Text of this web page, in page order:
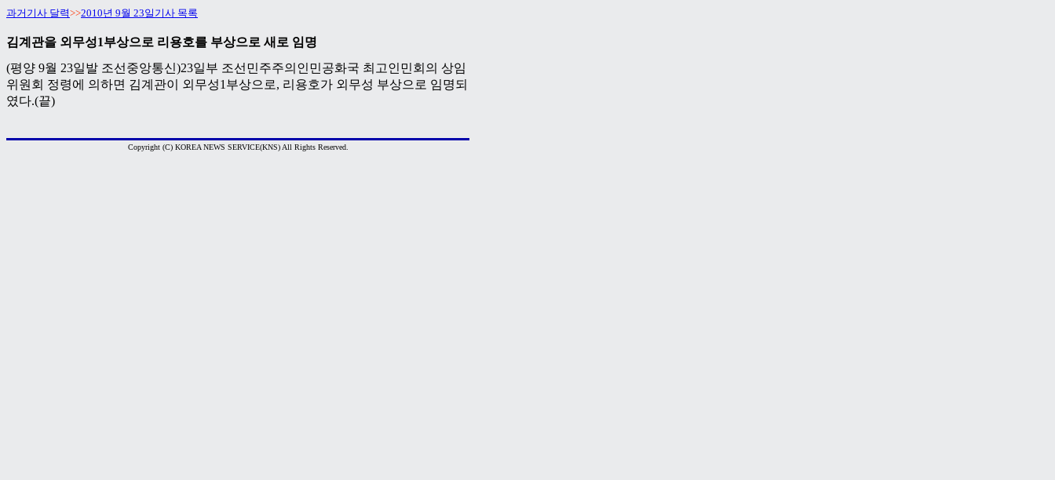
과거기사 달력>>2010년 9월 23일기사 목록
김계관을 외무성1부상으로 리용호를 부상으로 새로 임명
(평양 9월 23일발 조선중앙통신)23일부 조선민주주의인민공화국 최고인민회의 상임
위원회 정령에 의하면 김계관이 외무성1부상으로, 리용호가 외무성 부상으로 임명되
였다.(끝)
Copyright (C) KOREA NEWS SERVICE(KNS) All Rights Reserved.